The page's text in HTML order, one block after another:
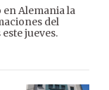
en Alemania la
del
jueves.